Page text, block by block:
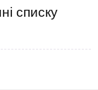
списку